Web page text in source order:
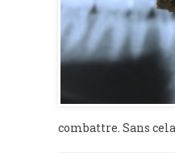
combattre. Sans